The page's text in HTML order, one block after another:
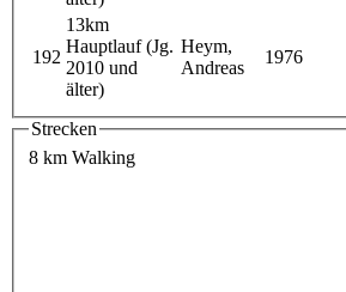
192
13km
Hauptlauf (Jg.
2010 und
älter)
Heym,
Andreas
1976
Strecken
8 km Walking